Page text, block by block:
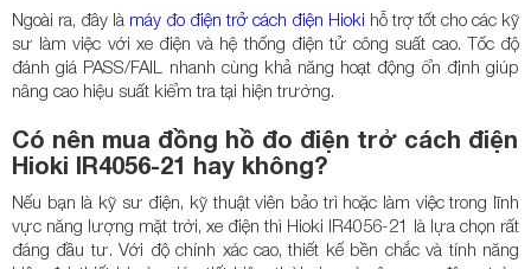
Ngoài ra, đây là máy đo điện trở cách điện Hioki hỗ trợ tốt cho các kỹ
sư làm việc với xe điện và hệ thống điện tử công suất cao. Tốc độ
đánh giá PASS/FAIL nhanh cùng khả năng hoạt động ổn định giúp
nâng cao hiệu suất kiểm tra tại hiện trường.
Có nên mua đồng hồ đo điện trở cách điện
Hioki IR4056-21 hay không?
Nếu bạn là kỹ sư điện, kỹ thuật viên bảo trì hoặc làm việc trong lĩnh
vực năng lượng mặt trời, xe điện thì Hioki IR4056-21 là lựa chọn rất
đáng đầu tư. Với độ chính xác cao, thiết kế bền chắc và tính năng